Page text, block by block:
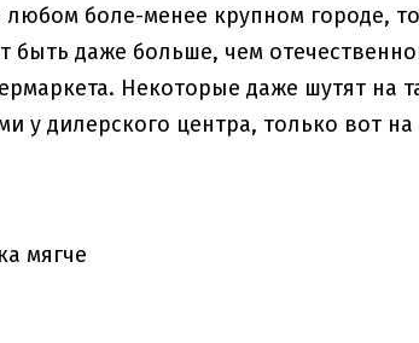
боле-менее крупном городе,
быть даже больше, чем
Некоторые даже шутят на
у дилерского центра, только вот